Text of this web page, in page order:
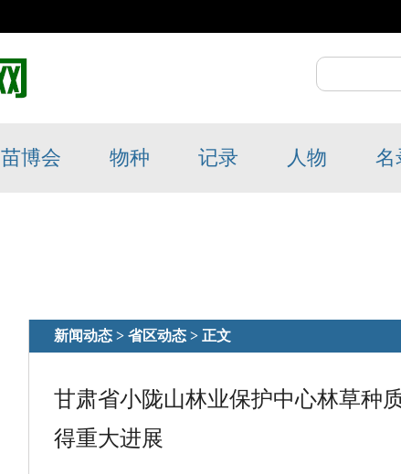
苗博会 物种 记录 人物 名
新闻动态 > 省区动态 > 正文
甘肃省小陇山林业保护中心林草种
得重大进展